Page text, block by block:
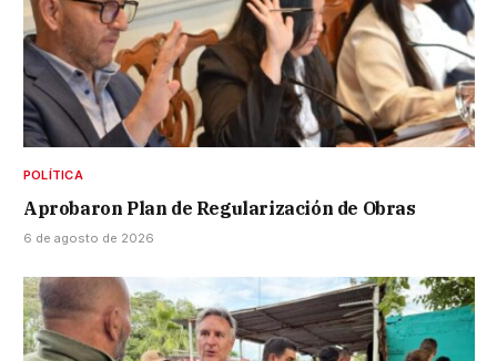
POLÍTICA
Aprobaron Plan de Regularización de Obras
6 de agosto de 2026